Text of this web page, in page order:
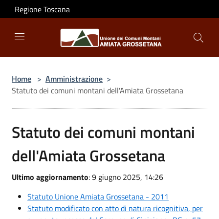
Salta al contenuto principale
Regione Toscana
Home > Amministrazione >
Statuto dei comuni montani dell'Amiata Grossetana
Statuto dei comuni montani
dell'Amiata Grossetana
Ultimo aggiornamento: 9 giugno 2025, 14:26
Statuto Unione Amiata Grossetana - 2011
Statuto modificato con atto di natura ricognitiva, per